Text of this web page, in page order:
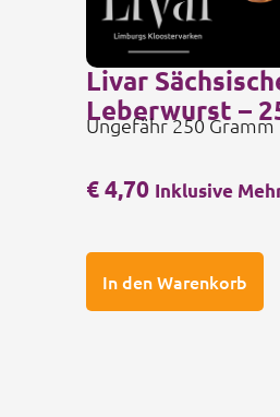
€4,70 Inklusive
In den Warenkorb
Livar
Leberwurst –
Ungefähr 250 Gramm